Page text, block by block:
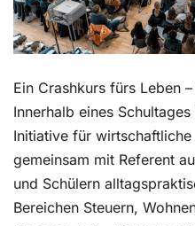
Ein Crashkurs fürs Leben
Innerhalb eines
Initiative für
gemeinsam mit Referent
und Schülern
Bereichen Steuern,